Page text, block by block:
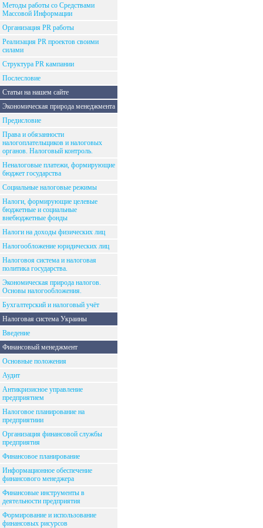
Методы работы со Средствами
Массовой Информации
Организация PR работы
Реализация PR проектов своими
силами
Структура PR кампании
Послесловие
Статьи на нашем сайте
Экономическая природа менеджмента
Предисловие
Права и обязанности
налогоплательщиков и налоговых
органов. Налоговый контроль.
Неналоговые платежи, формирующие
бюджет государства
Социальные налоговые режимы
Налоги, формирующие целевые
бюджетные и социальные
внебюджетные фонды
Налоги на доходы физических лиц
Налогообложение юридических лиц
Налоговоя система и налоговая
политика государства.
Экономическая природа налогов.
Основы налогообложения.
Бухгалтерский и налоговый учёт
Налоговая система Украины
Введение
Финансовый менеджмент
Основные положения
Аудит
Антикризисное управление
предприятием
Налоговое планирование на
предприятиии
Организация финансовой службы
предприятия
Финансовое планирование
Информационное обеспечение
финансового менеджера
Финансовые инструменты в
деятельности предприятия
Формирование и использование
финансовых рисурсов